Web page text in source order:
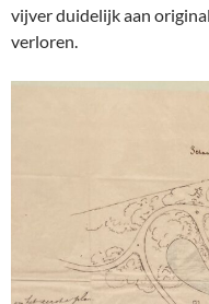
vijver duidelijk aan
verloren.